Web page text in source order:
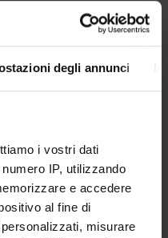
degli annunci
i vostri dati
IP, utilizzando
e accedere
al fine di
misurare